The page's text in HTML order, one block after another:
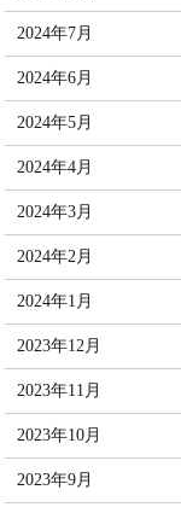
2024年7月
2024年6月
2024年5月
2024年4月
2024年3月
2024年2月
2024年1月
2023年12月
2023年11月
2023年10月
2023年9月